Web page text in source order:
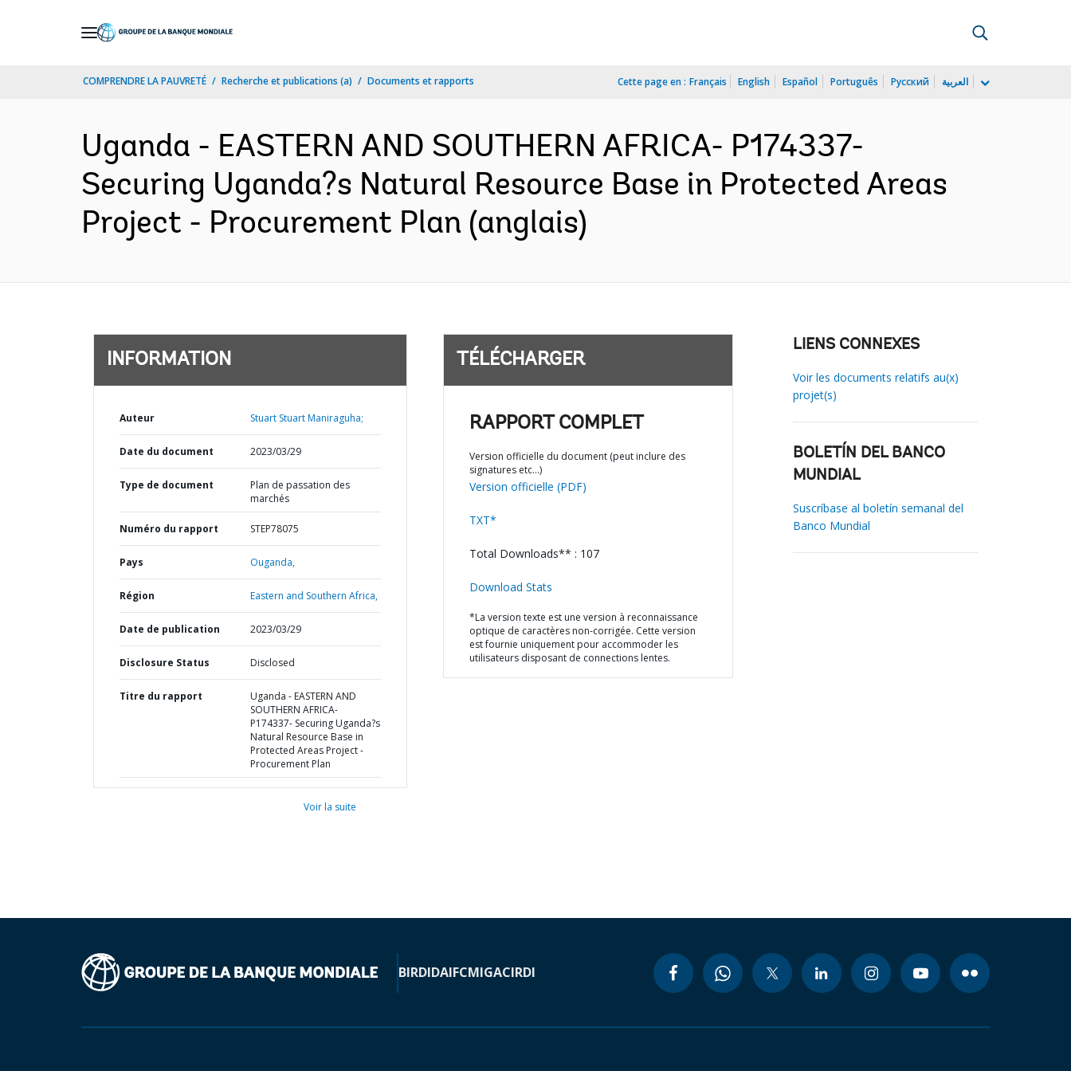
COMPRENDRE LA PAUVRETÉ Recherche et publications (a) Documents et rapports Cette page en : Français English Español Português Русский العربية
Uganda - EASTERN AND SOUTHERN AFRICA- P174337-
Securing Uganda?s Natural Resource Base in Protected Areas
Project - Procurement Plan (anglais)
INFORMATION
Auteur Stuart Stuart Maniraguha;
Date du document 2023/03/29
Type de document
Plan de passation des
marchés
Numéro du rapport STEP78075
Pays Ouganda,
Région Eastern and Southern Africa,
Date de publication 2023/03/29
Disclosure Status Disclosed
Titre du rapport
Uganda - EASTERN AND
SOUTHERN AFRICA-
P174337- Securing Uganda?s
Natural Resource Base in
Protected Areas Project -
Procurement Plan
Voir la suite
TÉLÉCHARGER
RAPPORT COMPLET
Version officielle du document (peut inclure des
signatures etc…)
Version officielle (PDF)
TXT*
Total Downloads** : 107
Download Stats
*La version texte est une version à reconnaissance
optique de caractères non-corrigée. Cette version
est fournie uniquement pour accommoder les
utilisateurs disposant de connections lentes.
LIENS CONNEXES
Voir les documents relatifs au(x)
projet(s)
BOLETÍN DEL BANCO
MUNDIAL
Suscríbase al boletín semanal del
Banco Mundial
BIRDIDAIFCMIGACIRDI